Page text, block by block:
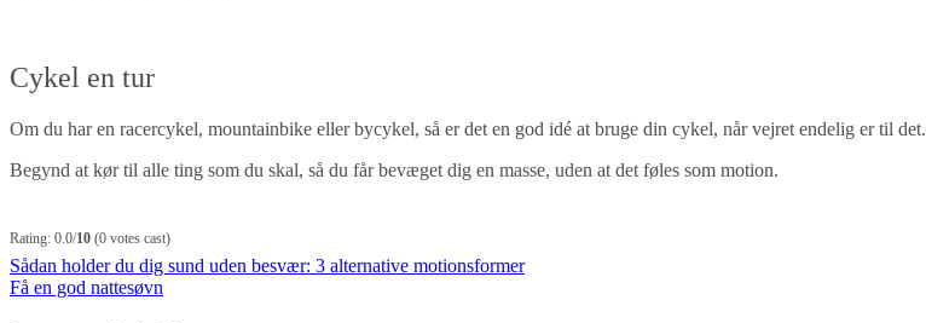
Cykel en tur
Om du har en racercykel, mountainbike eller bycykel, så er det en god idé at bruge din cykel, når vejret endelig er til det.
Begynd at kør til alle ting som du skal, så du får bevæget dig en masse, uden at det føles som motion.
Rating: 0.0/10 (0 votes cast)
Indlægsnavigation
Sådan holder du dig sund uden besvær: 3 alternative motionsformer
Få en god nattesøvn